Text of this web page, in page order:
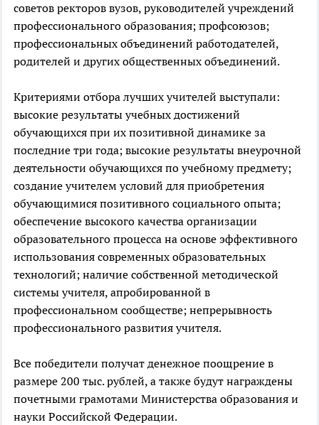
советов ректоров вузов, руководителей учреждений
профессионального образования; профсоюзов;
профессиональных объединений работодателей,
родителей и других общественных объединений.
Критериями отбора лучших учителей выступали:
высокие результаты учебных достижений
обучающихся при их позитивной динамике за
последние три года; высокие результаты внеурочной
деятельности обучающихся по учебному предмету;
создание учителем условий для приобретения
обучающимися позитивного социального опыта;
обеспечение высокого качества организации
образовательного процесса на основе эффективного
использования современных образовательных
технологий; наличие собственной методической
системы учителя, апробированной в
профессиональном сообществе; непрерывность
профессионального развития учителя.
Все победители получат денежное поощрение в
размере 200 тыс. рублей, а также будут награждены
почетными грамотами Министерства образования и
науки Российской Федерации.